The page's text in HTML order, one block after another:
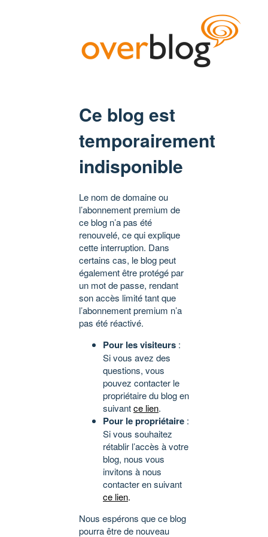
Ce blog est
temporairement
indisponible
Le nom de domaine ou
l’abonnement premium de
ce blog n’a pas été
renouvelé, ce qui explique
cette interruption. Dans
certains cas, le blog peut
également être protégé par
un mot de passe, rendant
son accès limité tant que
l’abonnement premium n’a
pas été réactivé.
Pour les visiteurs :
Si vous avez des
questions, vous
pouvez contacter le
propriétaire du blog en
suivantce lien.
Pour le propriétaire :
Si vous souhaitez
rétablir l’accès à votre
blog, nous vous
invitons à nous
contacter en suivant
ce lien.
Nous espérons que ce blog
pourra être de nouveau